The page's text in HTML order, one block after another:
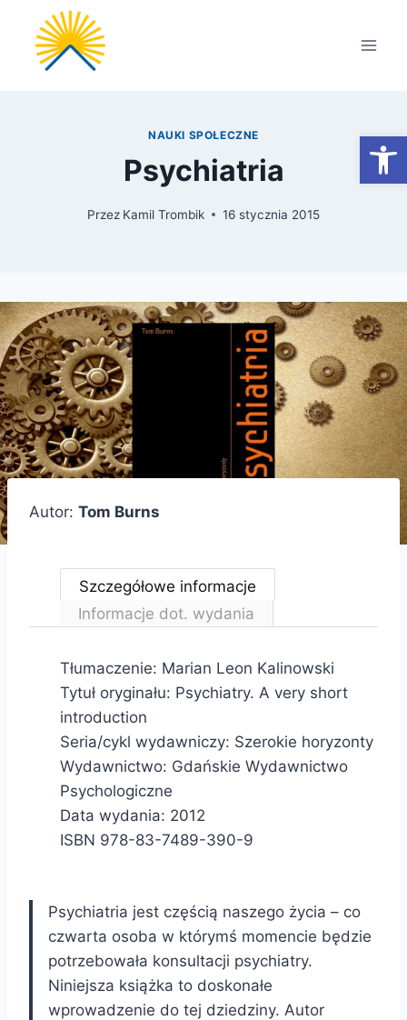
Przejdź
treści
NAUKI SPOŁECZNE
Psychiatria
Przez Kamil Trombik 16 stycznia 2015
Autor: Tom Burns
Szczegółowe informacje
Informacje dot. wydania
Tłumaczenie: Marian Leon Kalinowski
Tytuł oryginału: Psychiatry. A very short
introduction
Seria/cykl wydawniczy: Szerokie horyzonty
Wydawnictwo: Gdańskie Wydawnictwo
Psychologiczne
Data wydania: 2012
ISBN 978-83-7489-390-9
Psychiatria jest częścią naszego życia – co
czwarta osoba w którymś momencie będzie
potrzebowała konsultacji psychiatry.
Niniejsza książka to doskonałe
wprowadzenie do tej dziedziny. Autor